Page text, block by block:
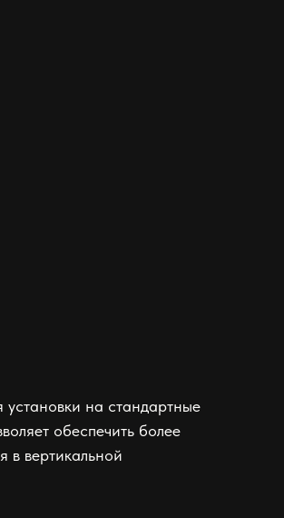
установки на стандартные
обеспечить более
в вертикальной